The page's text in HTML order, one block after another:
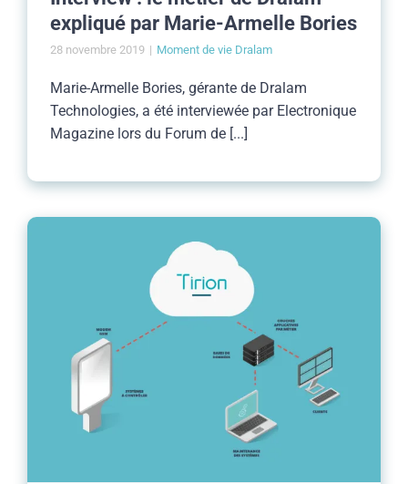
expliqué par Marie-Armelle Bories
28 novembre 2019 | Moment de vie Dralam
Marie-Armelle Bories, gérante de Dralam
Technologies, a été interviewée par Electronique
Magazine lors du Forum de [...]